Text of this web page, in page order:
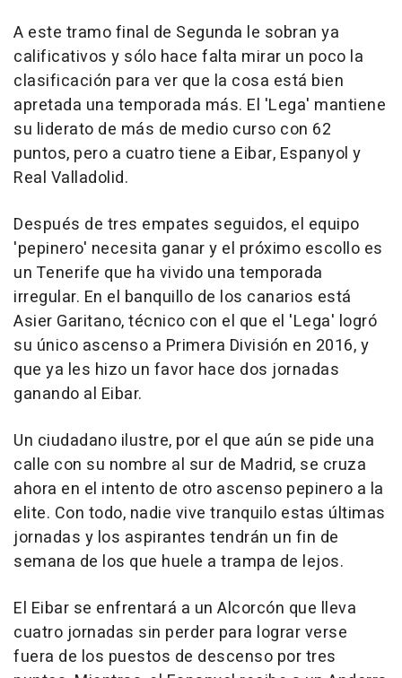
A este tramo final de Segunda le sobran ya
calificativos y sólo hace falta mirar un poco la
clasificación para ver que la cosa está bien
apretada una temporada más. El 'Lega' mantiene
su liderato de más de medio curso con 62
puntos, pero a cuatro tiene a Eibar, Espanyol y
Real Valladolid.
Después de tres empates seguidos, el equipo
'pepinero' necesita ganar y el próximo escollo es
un Tenerife que ha vivido una temporada
irregular. En el banquillo de los canarios está
Asier Garitano, técnico con el que el 'Lega' logró
su único ascenso a Primera División en 2016, y
que ya les hizo un favor hace dos jornadas
ganando al Eibar.
Un ciudadano ilustre, por el que aún se pide una
calle con su nombre al sur de Madrid, se cruza
ahora en el intento de otro ascenso pepinero a la
elite. Con todo, nadie vive tranquilo estas últimas
jornadas y los aspirantes tendrán un fin de
semana de los que huele a trampa de lejos.
El Eibar se enfrentará a un Alcorcón que lleva
cuatro jornadas sin perder para lograr verse
fuera de los puestos de descenso por tres